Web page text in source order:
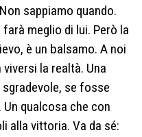
sappiamo quando.
meglio di lui. Però la
è un balsamo. A noi
la realtà. Una
se fosse
qualcosa che con
alla vittoria. Va da sé: